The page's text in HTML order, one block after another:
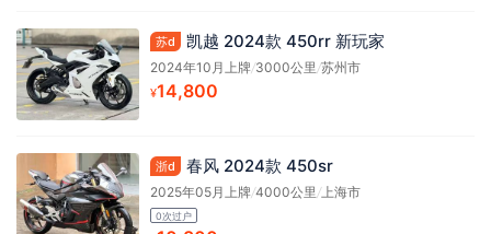
苏d 凯越 2024款 450rr 新玩家
2024年10月上牌/3000公里/苏州市
¥14,800
浙d 春风 2024款 450sr
2025年05月上牌/4000公里/上海市
0次过户